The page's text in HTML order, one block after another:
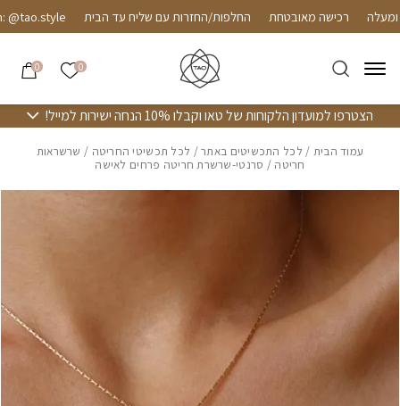
Skip to Contentרכישה מאובטחת החלפות/החזרות עם שליח עד הבית
0 הרשימה
0
הצטרפו למועדון הלקוחות של טאו וקבלו 10% הנחה ישירות למייל!
עמוד הבית / לכל התכשיטים באתר/ לכל תכשיטי החריטה / שרשראות
חריטה / סרנטי-שרשרת חריטה פרחים לאישה
בחזרה למעלה